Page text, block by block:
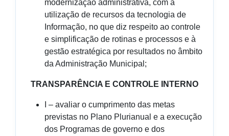
modernização administrativa, com a
utilização de recursos da tecnologia de
Informação, no que diz respeito ao controle
e simplificação de rotinas e processos e à
gestão estratégica por resultados no âmbito
da Administração Municipal;
TRANSPARÊNCIA E CONTROLE INTERNO
I – avaliar o cumprimento das metas
previstas no Plano Plurianual e a execução
dos Programas de governo e dos